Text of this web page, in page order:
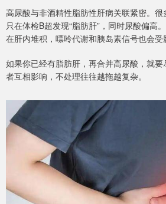
高尿酸与非酒精性脂肪性肝病关联紧密。很
只在体检B超发现“脂肪肝”，同时尿酸偏高
在肝内堆积，嘌呤代谢和胰岛素信号也会受
如果你已经有脂肪肝，再合并高尿酸，就
者互相影响，不处理往往越拖越复杂。